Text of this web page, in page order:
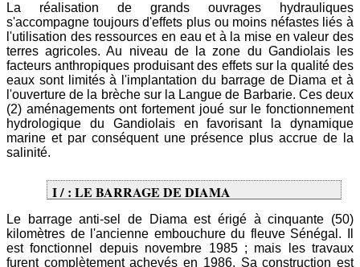
La réalisation de grands ouvrages hydrauliques
s'accompagne toujours d'effets plus ou moins néfastes liés à
l'utilisation des ressources en eau et à la mise en valeur des
terres agricoles. Au niveau de la zone du Gandiolais les
facteurs anthropiques produisant des effets sur la qualité des
eaux sont limités à l'implantation du barrage de Diama et à
l'ouverture de la brèche sur la Langue de Barbarie. Ces deux
(2) aménagements ont fortement joué sur le fonctionnement
hydrologique du Gandiolais en favorisant la dynamique
marine et par conséquent une présence plus accrue de la
salinité.
I / : LE BARRAGE DE DIAMA
Le barrage anti-sel de Diama est érigé à cinquante (50)
kilomètres de l'ancienne embouchure du fleuve Sénégal. Il
est fonctionnel depuis novembre 1985 ; mais les travaux
furent complètement achevés en 1986. Sa construction est